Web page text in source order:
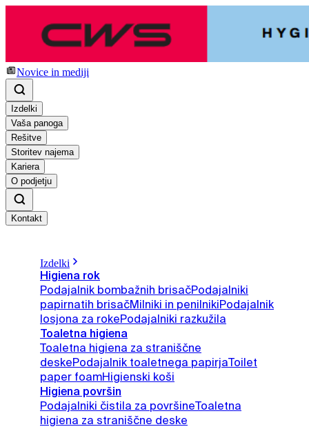
Novice in mediji
Izdelki
Vaša panoga
Rešitve
Storitev najema
Kariera
O podjetju
Kontakt
Izdelki
Higiena rok
Podajalnik bombažnih brisačPodajalniki
papirnatih brisačMilniki in penilnikiPodajalnik
losjona za rokePodajalniki razkužila
Toaletna higiena
Toaletna higiena za straniščne
deskePodajalnik toaletnega papirja Toilet
paper foamHigienski koši
Higiena površin
Podajalniki čistila za površine Toaletna
higiena za straniščne deske